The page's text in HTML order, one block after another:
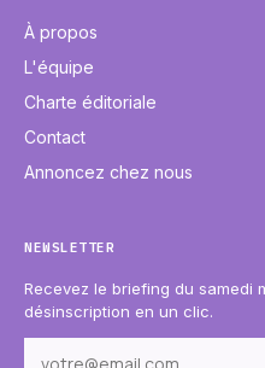
À propos
L'équipe
Charte éditoriale
Contact
Annoncez chez nous
NEWSLETTER
Recevez le briefing du samedi
désinscription en un clic.